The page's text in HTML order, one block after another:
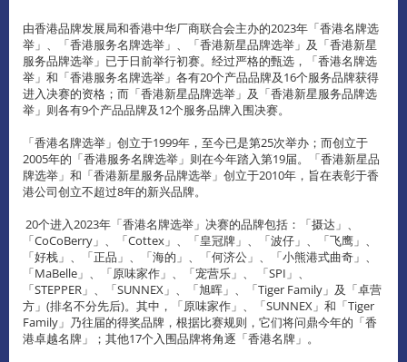
由香港品牌发展局和香港中华厂商联合会主办的2023年「香港名牌选
举」、「香港服务名牌选举」、「香港新星品牌选举」及「香港新星
服务品牌选举」已于日前举行初赛。经过严格的甄选，「香港名牌选
举」和「香港服务名牌选举」各有20个产品品牌及16个服务品牌获得
进入决赛的资格；而「香港新星品牌选举」及「香港新星服务品牌选
举」则各有9个产品品牌及12个服务品牌入围决赛。
「香港名牌选举」创立于1999年，至今已是第25次举办；而创立于
2005年的「香港服务名牌选举」则在今年踏入第19届。「香港新星品
牌选举」和「香港新星服务品牌选举」创立于2010年，旨在表彰于香
港公司创立不超过8年的新兴品牌。
20个进入2023年「香港名牌选举」决赛的品牌包括：「摄达」、
「CoCoBerry」、「Cottex」、「皇冠牌」、「波仔」、「飞鹰」、
「好栈」、「正品」、「海的」、「何济公」、「小熊港式曲奇」、
「MaBelle」、「原味家作」、「宠营乐」、 「SPI」、
「STEPPER」、「SUNNEX」、「旭晖」、「Tiger Family」及「卓营
方」(排名不分先后)。其中，「原味家作」、「SUNNEX」和「Tiger
Family」乃往届的得奖品牌，根据比赛规则，它们将问鼎今年的「香
港卓越名牌」；其他17个入围品牌将角逐「香港名牌」。